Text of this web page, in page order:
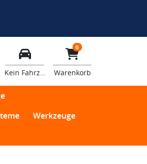
Kein Fahrzeug
0
Warenkorb
Werkzeuge